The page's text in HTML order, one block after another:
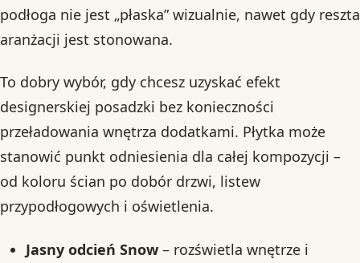
podłoga nie jest „płaska” wizualnie, nawet gdy reszta
aranżacji jest stonowana.
To dobry wybór, gdy chcesz uzyskać efekt
designerskiej posadzki bez konieczności
przeładowania wnętrza dodatkami. Płytka może
stanowić punkt odniesienia dla całej kompozycji –
od koloru ścian po dobór drzwi, listew
przypodłogowych i oświetlenia.
Jasny odcień Snow– rozświetla wnętrze i